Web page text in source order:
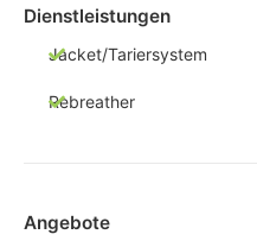
Dienstleistungen
Jacket/Tariersystem
Rebreather
Angebote